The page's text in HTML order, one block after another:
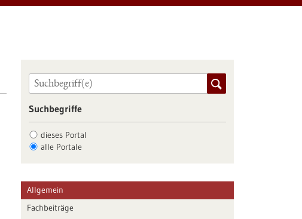
Suchbegriffe
dieses Portal
alle Portale
Allgemein
Fachbeiträge